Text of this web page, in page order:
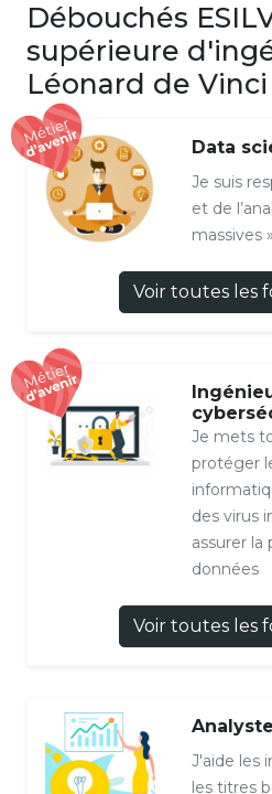
Débouchés
supérieure
Léonard de Vinci
Data
Je suis
et de
massives
Voir toutes les
Je mets
protéger
des virus
assurer
données
Voir toutes les
J'aide les
les titres